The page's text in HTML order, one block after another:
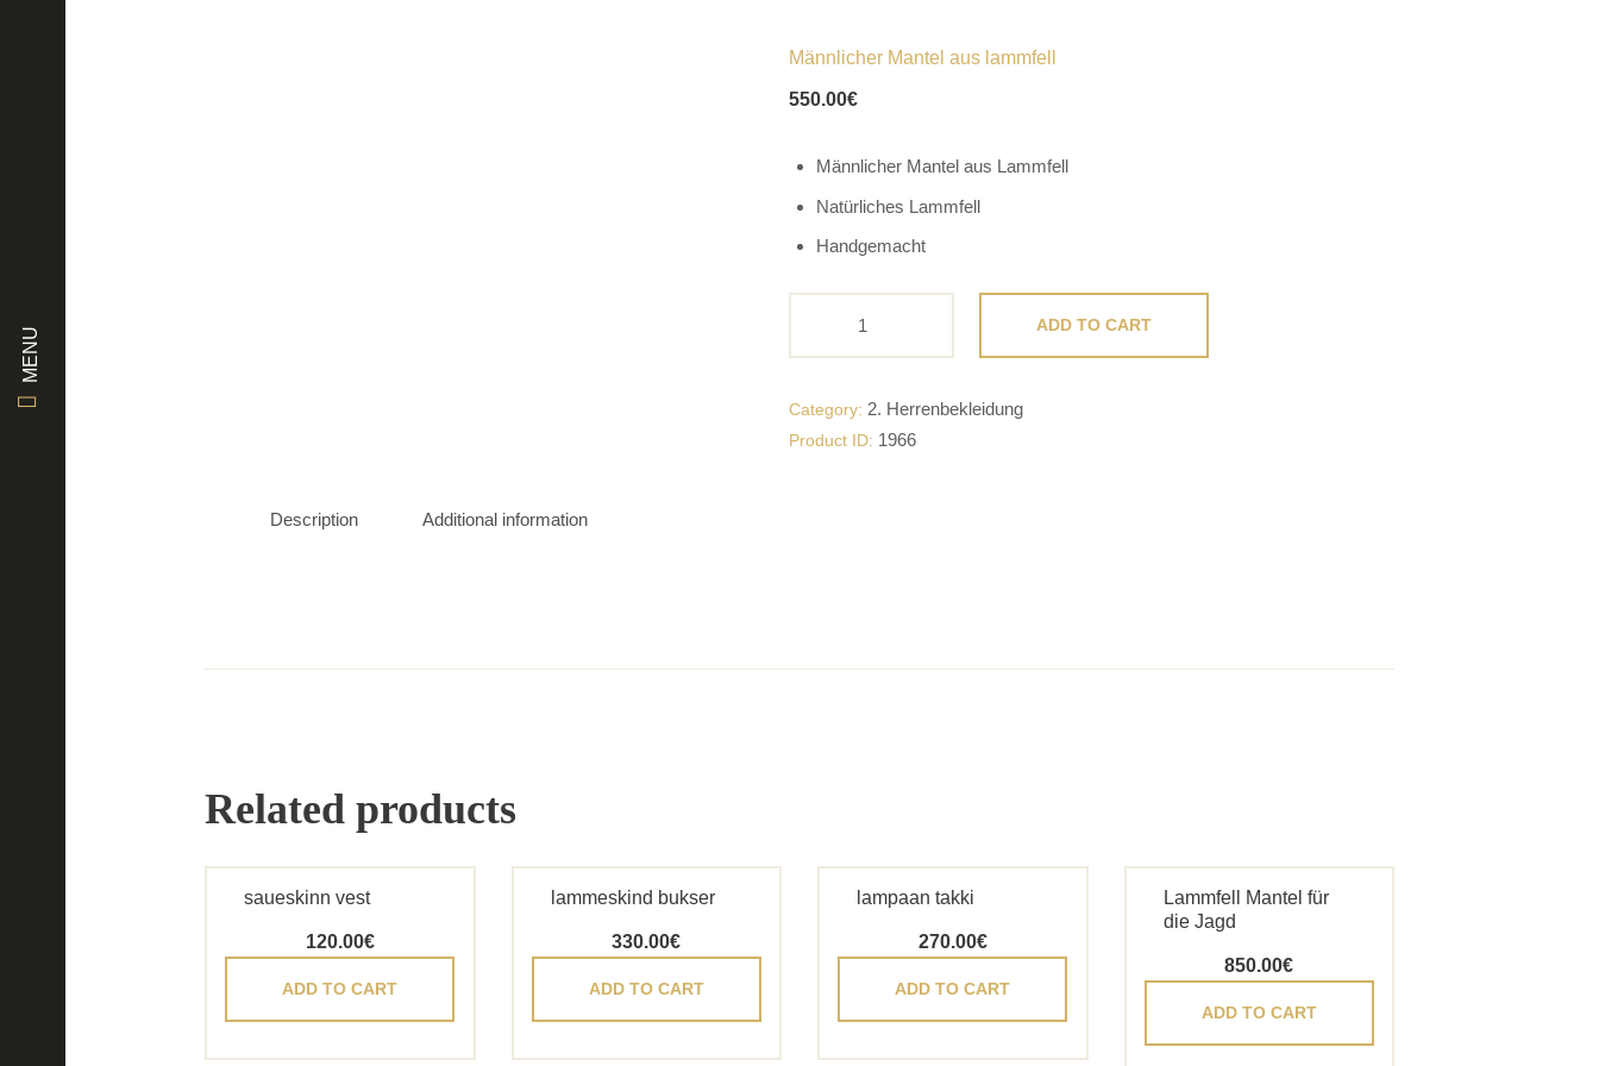
MENU
Männlicher Mantel aus lammfell
550.00€
Männlicher Mantel aus Lammfell
Natürliches Lammfell
Handgemacht
lammfell
quantity
ADD TO CART
Category: 2. Herrenbekleidung
Product ID: 1966
Description Additional information
Related products
saueskinn vest
120.00€
ADD TO CART
lammeskind bukser
330.00€
ADD TO CART
lampaan takki
270.00€
ADD TO CART
Lammfell Mantel für
die Jagd
850.00€
ADD TO CART